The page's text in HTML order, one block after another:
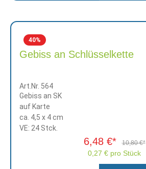
40%
Gebiss an Schlüsselkette
Art.Nr. 564
Gebiss an SK
auf Karte
ca. 4,5 x 4 cm
VE: 24 Stck.
0,27 € pro Stück
6,48 €* 10,80 €*